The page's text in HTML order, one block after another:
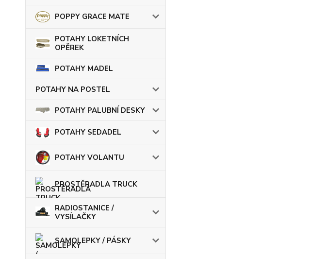
POPPY GRACE MATE
POTAHY LOKETNÍCH
OPĚREK
POTAHY MADEL
POTAHY NA POSTEL
POTAHY PALUBNÍ DESKY
POTAHY SEDADEL
POTAHY VOLANTU
PROSTĚRADLA TRUCK
RADIOSTANICE /
VYSÍLAČKY
SAMOLEPKY / PÁSKY